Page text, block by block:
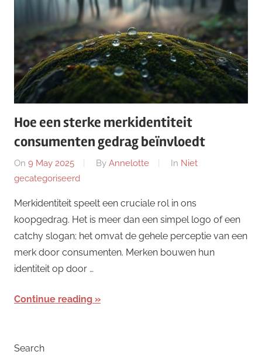
Hoe een sterke merkidentiteit
consumenten gedrag beïnvloedt
On 9 May 2025 By Annelotte In Niet
gecategoriseerd
Merkidentiteit speelt een cruciale rol in ons
koopgedrag. Het is meer dan een simpel logo of een
catchy slogan; het omvat de gehele perceptie van een
merk door consumenten. Merken bouwen hun
identiteit op door …
Continue reading
Search